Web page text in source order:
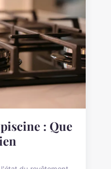
: Que